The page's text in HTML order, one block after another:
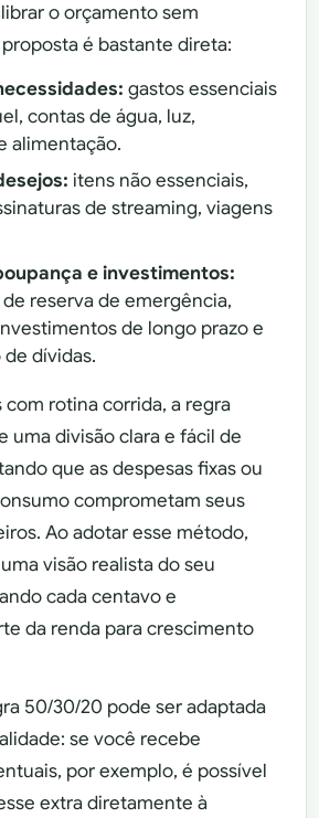
o orçamento sem
é bastante direta:
gastos essenciais
contas de água, luz,
alimentação.
itens não essenciais,
de streaming, viagens
e investimentos:
reserva de emergência,
de longo prazo e
dívidas.
com rotina corrida, a regra
uma divisão clara e fácil de
que as despesas fixas ou
comprometam seus
Ao adotar esse método,
visão realista do seu
cada centavo e
da renda para crescimento
50/30/20 pode ser adaptada
se você recebe
por exemplo, é possível
extra diretamente à